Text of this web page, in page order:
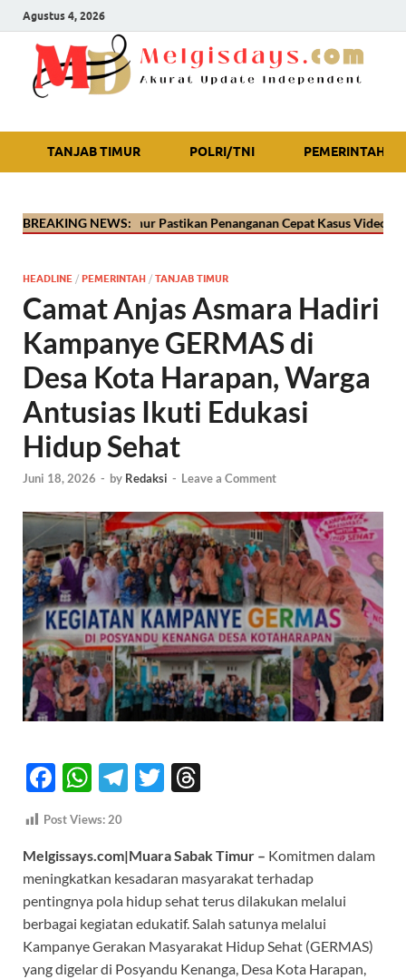
Agustus 4, 2026
Akurat Update Independent
TANJAB TIMUR POLRI/TNI PEMERINTAH
BREAKING NEWS:
Tanjab Timur Pastikan Penanganan Cepat Kasus Video Viral Oknum
HEADLINE / PEMERINTAH / TANJAB TIMUR
Camat Anjas Asmara Hadiri
Kampanye GERMAS di
Desa Kota Harapan, Warga
Antusias Ikuti Edukasi
Hidup Sehat
Juni 18, 2026 - by Redaksi - Leave a Comment
F
ac
e
b
o
o
k
W
at
s
A
p
p
T
gr
a
m
T
er a
ds
Post Views:20
Melgissays.com|Muara Sabak Timur – Komitmen dalam
meningkatkan kesadaran masyarakat terhadap
pentingnya pola hidup sehat terus dilakukan melalui
berbagai kegiatan edukatif. Salah satunya melalui
Kampanye Gerakan Masyarakat Hidup Sehat (GERMAS)
yang digelar di Posyandu Kenanga, Desa Kota Harapan,